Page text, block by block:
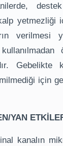
yetmezliği
verilmesi
Gebelikte
için
YAN
kanalın